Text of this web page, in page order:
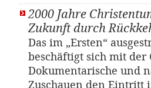
2000 Jahre
Zukunft durch
Das im „Ersten“
beschäftigt sich mit der
Dokumentarische und
Zuschauen den Eintritt